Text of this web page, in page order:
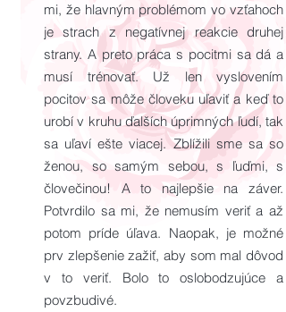
mi, že hlavným problémom vo vzťahoch
je strach z negatívnej reakcie druhej
strany. A preto práca s pocitmi sa dá a
musí trénovať. Už len vyslovením
pocitov sa môže človeku uľaviť a keď to
urobí v kruhu ďalších úprimných ľudí, tak
sa uľaví ešte viacej. Zblížili sme sa so
ženou, so samým sebou, s ľuďmi, s
človečinou! A to najlepšie na záver.
Potvrdilo sa mi, že nemusím veriť a až
potom príde úľava. Naopak, je možné
prv zlepšenie zažiť, aby som mal dôvod
v to veriť. Bolo to oslobodzujúce a
povzbudivé.